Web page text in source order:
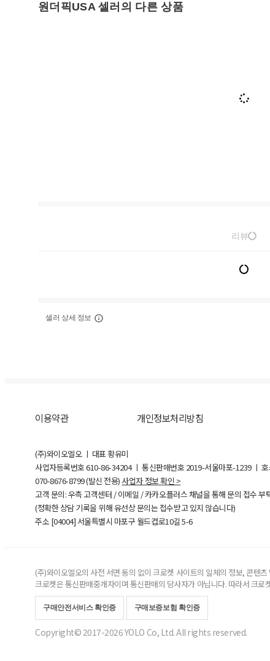
원더픽USA 셀러의 다른 상품
리뷰
셀러 상세 정보
이용약관 개인정보처리방침
(주)와이오엘오 ㅣ 대표 황유미
사업자등록번호610-86-34204ㅣ 통신판매번호 2019-서울마포-1239 ㅣ
070-8676-8799 (발신 전용) 사업자 정보 확인 >
고객 문의: 우측 고객센터 / 이메일 / 카카오플러스 채널을 통해 문의 접수 부
(정확한 상담 기록을 위해 유선상 문의는 접수받고 있지 않습니다)
주소 [04004] 서울특별시 마포구 월드컵로10길5-6
(주)와이오엘오의 사전 서면 동의 없이 크로켓 사이트의 일체의 정보, 콘텐
크로켓은 통신판매중개자이며 통신판매의 당사자가 아닙니다. 따라서 크
구매안전서비스 확인증 구매보증보험 확인증
Copyright© 2017-2026 YOLO Co, Ltd. All rights reserved.